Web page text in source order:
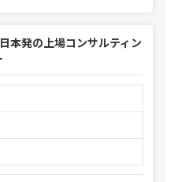
本発の上場コンサルティン